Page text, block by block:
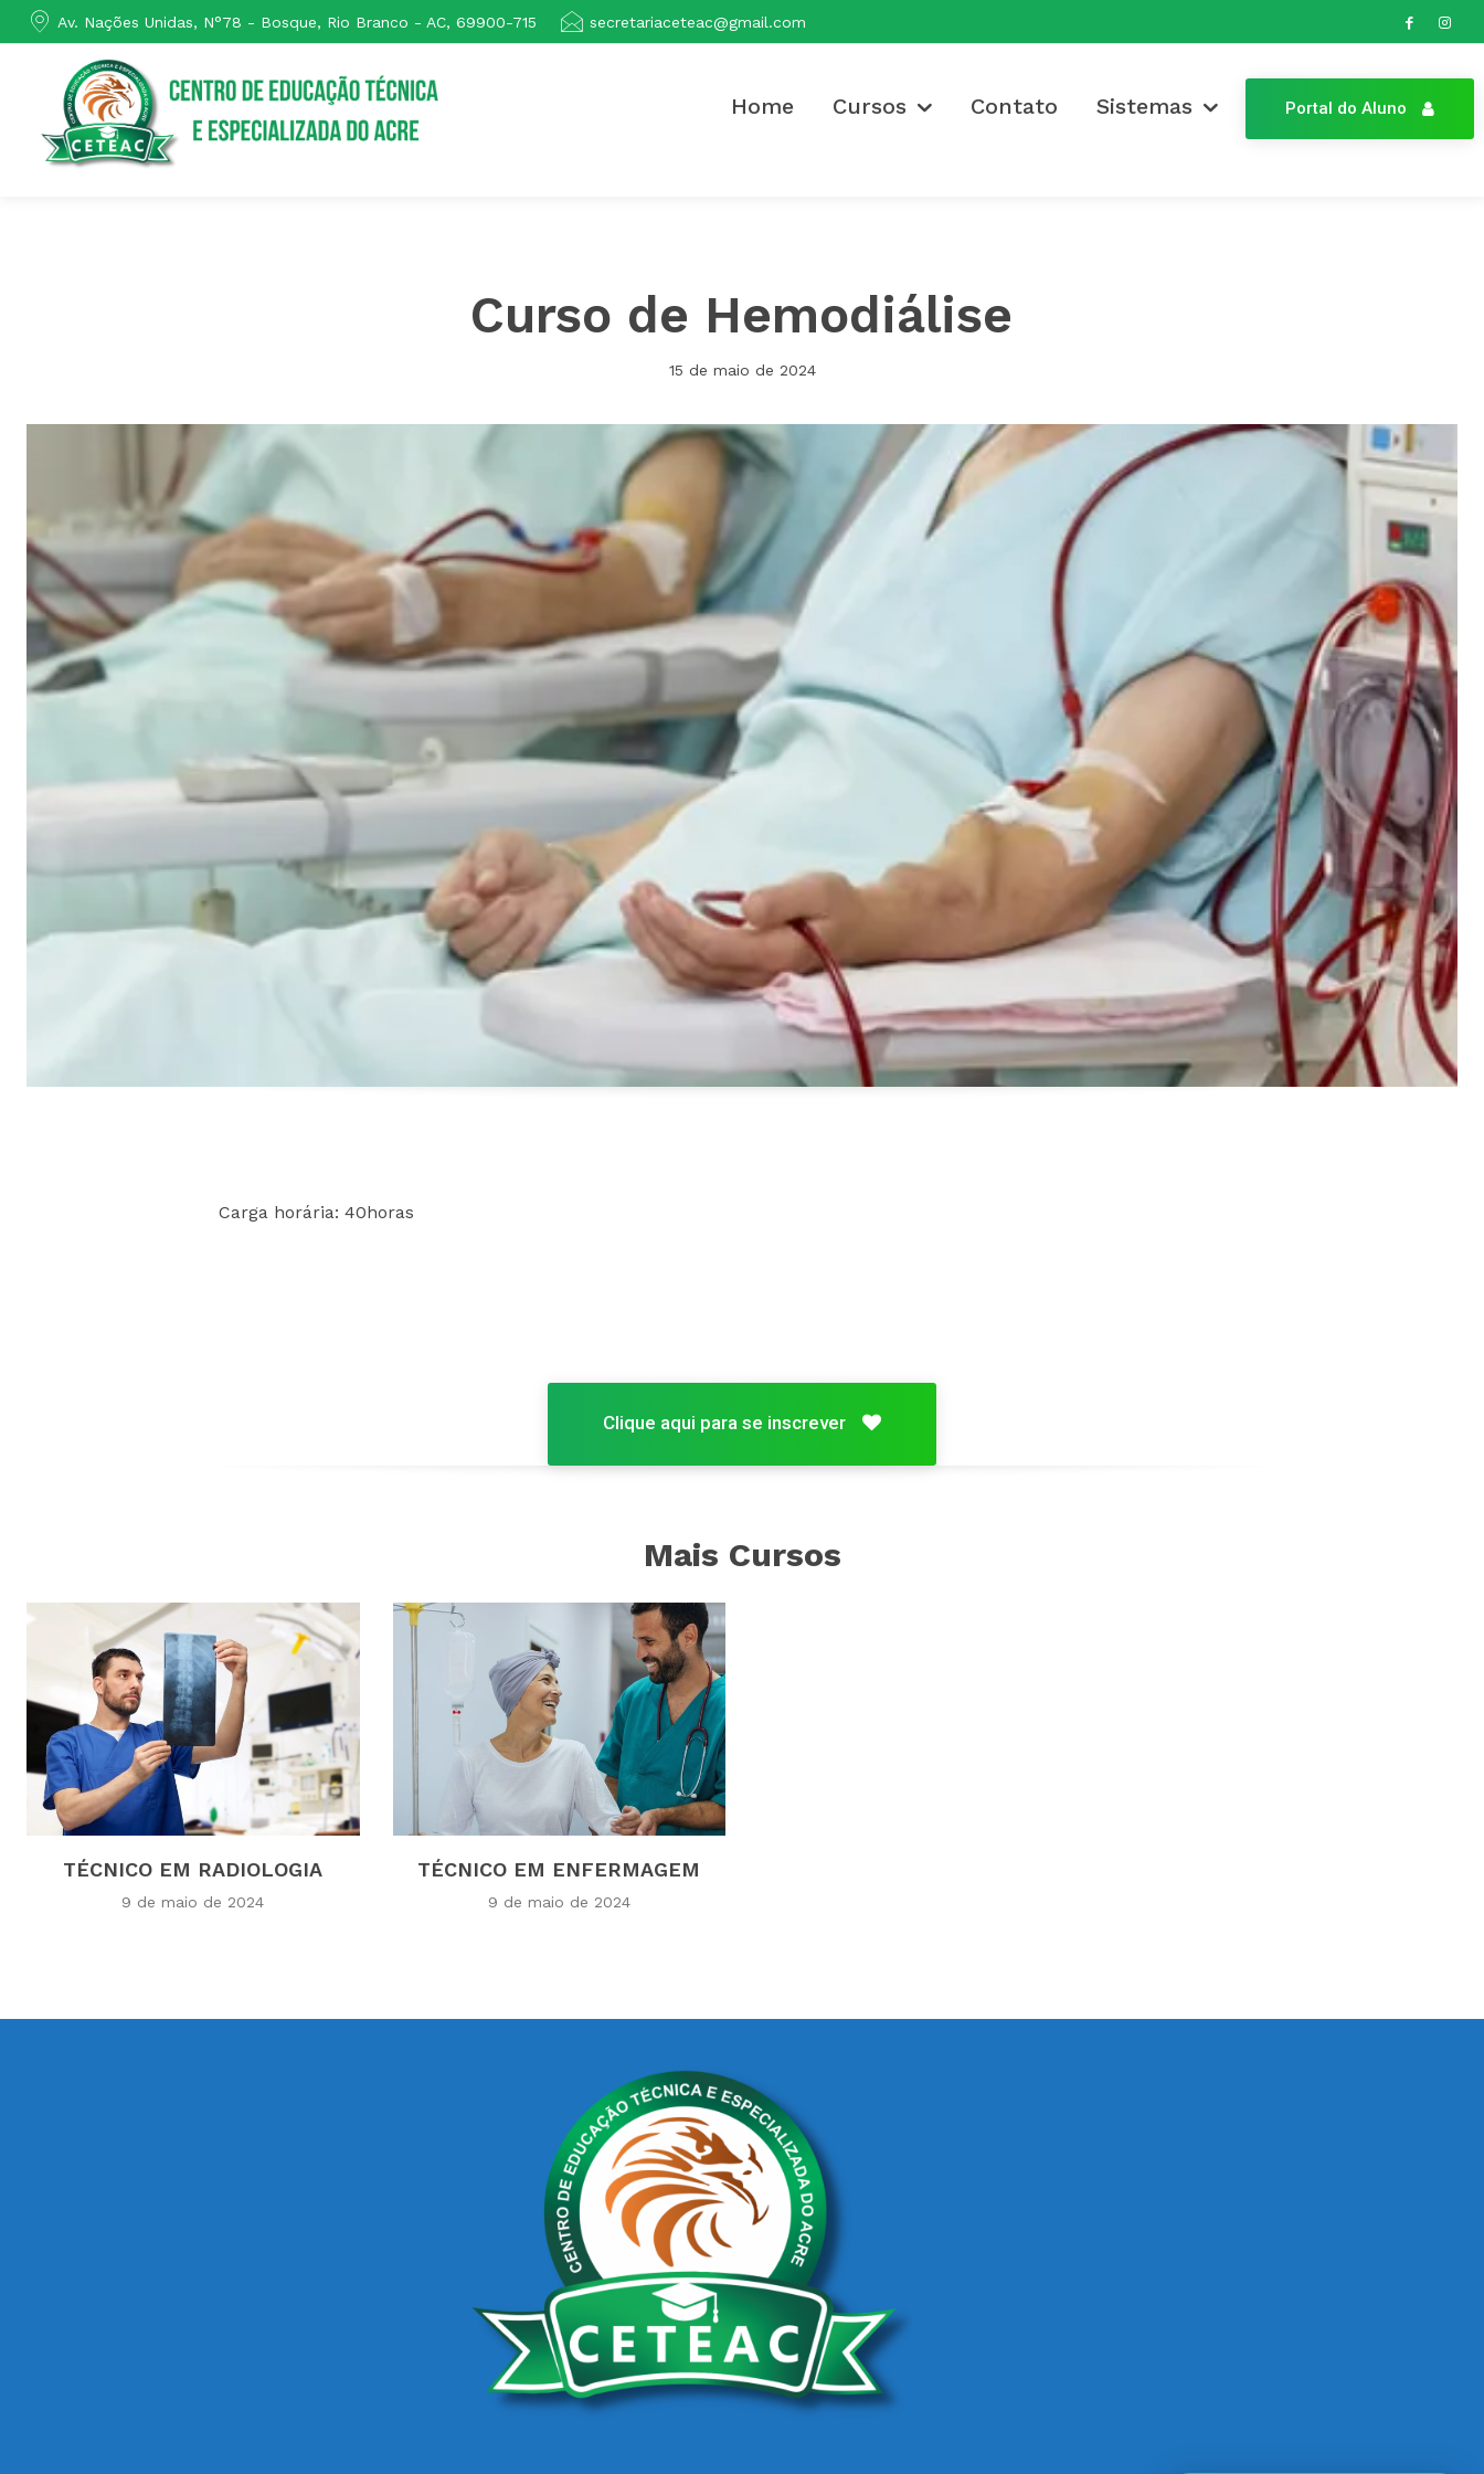
Av. Nações Unidas, N°78 - Bosque, Rio Branco - AC, 69900-715 secretariaceteac@gmail.com
Home Cursos Contato Sistemas Portal do Aluno
Curso de Hemodiálise
15 de maio de 2024
Carga horária: 40horas
Clique aqui para se inscrever
Mais Cursos
TÉCNICO EM RADIOLOGIA
9 de maio de 2024
TÉCNICO EM ENFERMAGEM
9 de maio de 2024